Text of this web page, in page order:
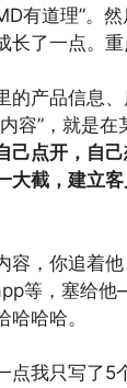
有道理”。
长了一点。重
的产品信息
容”，就是
己点开，自
大截，建立
容，你追着
等，塞给
哈哈哈。
点我只写了5